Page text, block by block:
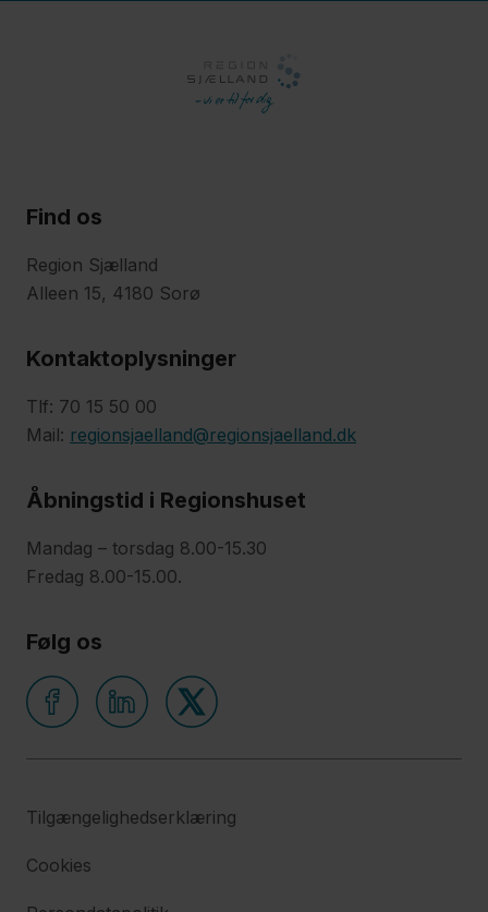
Find os
Region Sjælland
Alleen 15, 4180 Sorø
Kontaktoplysninger
Tlf: 70 15 50 00
Mail: regionsjaelland@regionsjaelland.dk
Åbningstid i Regionshuset
Mandag – torsdag 8.00-15.30
Fredag 8.00-15.00.
Følg os
Tilgængelighedserklæring
Cookies